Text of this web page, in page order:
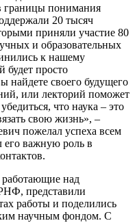
границы понимания
20 тысяч
приняли участие 80
и образовательных
к нашему
будет просто
найдете своего будущего
или лекторий поможет
что наука – это
свою жизнь», –
пожелал успеха всем
его важную роль в
над
представили
работы и поделились
научным фондом. С